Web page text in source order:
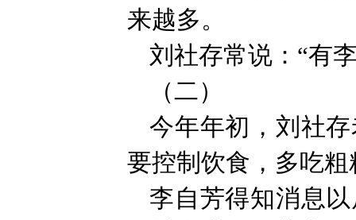
来越多。
刘社存常说：“有
（二）
今年年初，刘社
要控制饮食，多吃
李自芳得知消息